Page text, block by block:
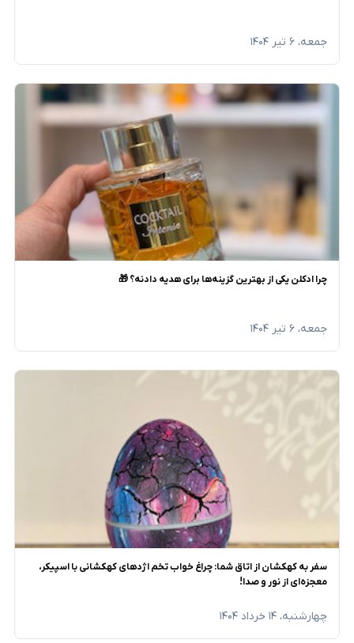
جمعه، ۶ تیر ۱۴۰۴
چرا ادکلن یکی از بهترین گزینه‌ها برای هدیه‌ دادنه؟ 🎁
جمعه، ۶ تیر ۱۴۰۴
سفر به کهکشان از اتاق شما: چراغ خواب تخم اژدهای کهکشانی با اسپیکر،
معجزه‌ای از نور و صدا!
چهارشنبه، ۱۴ خرداد ۱۴۰۴